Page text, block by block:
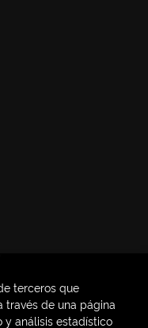
terceros que
través de una página
y análisis estadístico